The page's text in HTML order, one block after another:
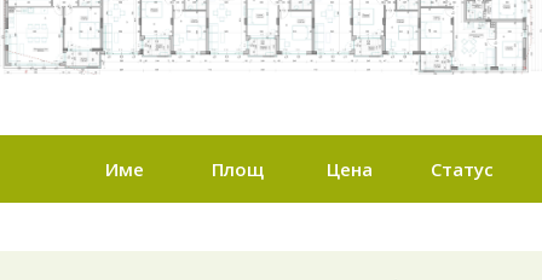
Име Площ Цена Статус